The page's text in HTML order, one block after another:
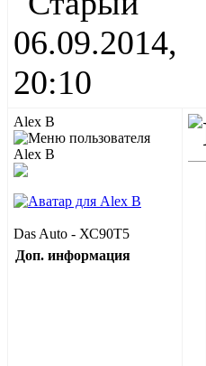
06.09.2014,
20:10
Alex B
Das Auto - ХС90Т5
Доп. информация